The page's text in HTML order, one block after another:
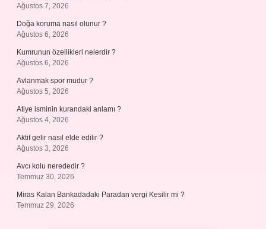
Ağustos 7, 2026
Doğa koruma nasıl olunur ?
Ağustos 6, 2026
Kumrunun özellikleri nelerdir ?
Ağustos 6, 2026
Avlanmak spor mudur ?
Ağustos 5, 2026
Atiye isminin kurandaki anlamı ?
Ağustos 4, 2026
Aktif gelir nasıl elde edilir ?
Ağustos 3, 2026
Avcı kolu nerededir ?
Temmuz 30, 2026
Miras Kalan Bankadadaki Paradan vergi Kesilir mi ?
Temmuz 29, 2026